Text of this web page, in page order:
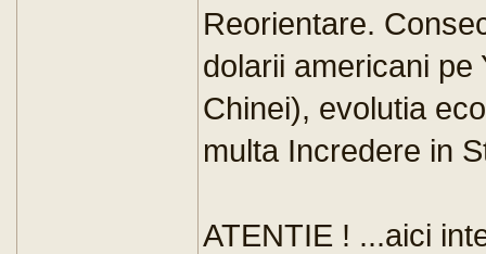
Reorientare.
dolarii americani pe
Chinei), evolutia
multa Incredere in
ATENTIE ! ...aici